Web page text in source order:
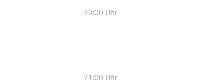
20:00 Uhr
21:00 Uhr